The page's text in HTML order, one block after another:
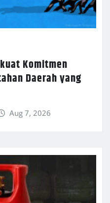
Komitmen
Daerah yang
Aug 7, 2026